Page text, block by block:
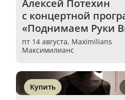
Алексей Потехин
с концертной
«Поднимаем Руки
пт 14 августа, Maximilians
Максимилианс
Купить